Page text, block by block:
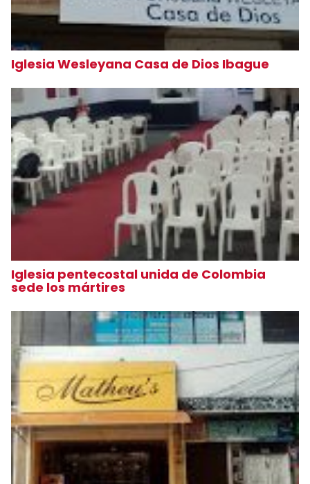
Iglesia Wesleyana Casa de Dios Ibague
Iglesia pentecostal unida de Colombia
sede los mártires